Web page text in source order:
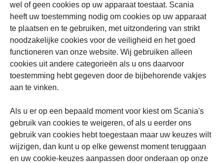
wel of geen cookies op uw apparaat toestaat. Scania
heeft uw toestemming nodig om cookies op uw apparaat
te plaatsen en te gebruiken, met uitzondering van strikt
noodzakelijke cookies voor de veiligheid en het goed
functioneren van onze website. Wij gebruiken alleen
cookies uit andere categorieën als u ons daarvoor
toestemming hebt gegeven door de bijbehorende vakjes
aan te vinken.
Als u er op een bepaald moment voor kiest om Scania's
gebruik van cookies te weigeren, of als u eerder ons
gebruik van cookies hebt toegestaan maar uw keuzes wilt
wijzigen, dan kunt u op elke gewenst moment teruggaan
en uw cookie-keuzes aanpassen door onderaan op onze